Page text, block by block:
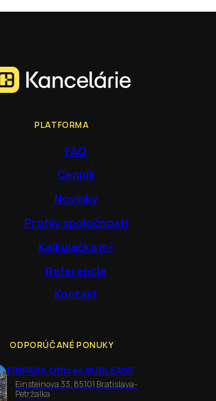
PLATFORMA
FAQ
Cenník
Novinky
Profily spoločností
Kalkulačka m²
Referencie
Kontakt
ODPORÚČANÉ PONUKY
EINPARK Offices SUBLEASE
Einsteinova 33, 85101 Bratislava-
Petržalka